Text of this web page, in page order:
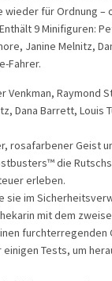
wieder für Ordnung –
9 Minifiguren:
Janine Melnitz,
Fahrer.
Venkman, Raymond
Dana Barrett, Louis
rosafarbener Geist
die
erleben.
sie im
mit dem
furchterregenden
einigen Tests, um